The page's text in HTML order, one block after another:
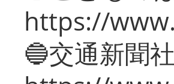
https://
🔵交通新聞